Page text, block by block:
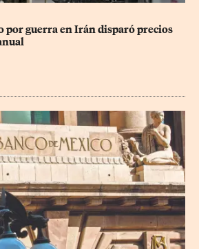
por guerra en Irán disparó precios